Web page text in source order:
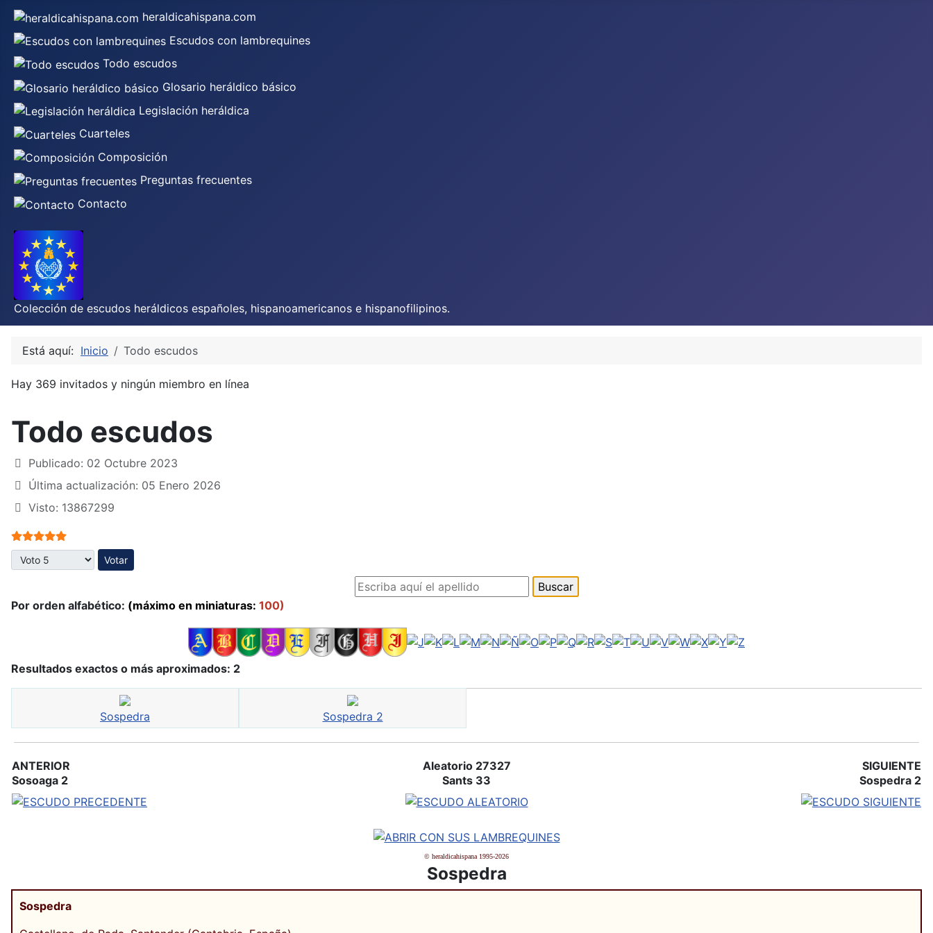
heraldicahispana.com
Escudos con lambrequines
Todo escudos
Glosario heráldico básico
Legislación heráldica
Cuarteles
Composición
Preguntas frecuentes
Contacto
Colección de escudos heráldicos españoles, hispanoamericanos e hispanofilipinos.
Está aquí: Inicio Todo escudos
Hay 369 invitados y ningún miembro en línea
Todo escudos
Publicado: 02 Octubre 2023
Última actualización: 05 Enero 2026
Visto: 13867299
Ratio:5/5
Por favor, vote
Por orden alfabético: (máximo en miniaturas: 100)
Resultados exactos o más aproximados: 2
Sospedra Sospedra 2
ANTERIOR
Sosoaga 2
Aleatorio 27327
Sants 33
SIGUIENTE
Sospedra 2
© heraldicahispana 1995-2026
Sospedra
Sospedra